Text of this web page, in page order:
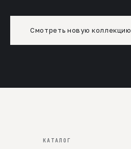
Смотреть новую коллекцию
КАТАЛОГ